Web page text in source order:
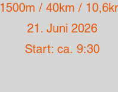
1500m / 40km /
21. Juni 2026
Start: ca. 9:30